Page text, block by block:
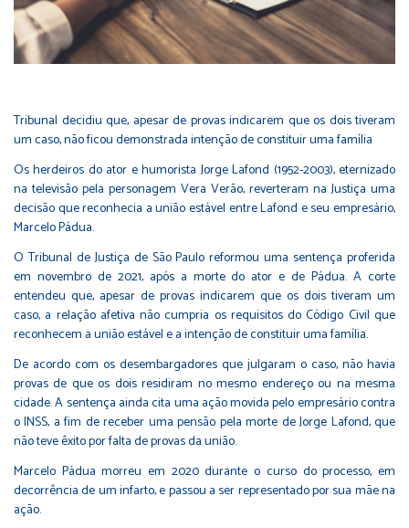
Tribunal decidiu que, apesar de provas indicarem que os dois tiveram
um caso, não ficou demonstrada intenção de constituir uma família
Os herdeiros do ator e humorista Jorge Lafond (1952-2003), eternizado
na televisão pela personagem Vera Verão, reverteram na Justiça uma
decisão que reconhecia a união estável entre Lafond e seu empresário,
Marcelo Pádua.
O Tribunal de Justiça de São Paulo reformou uma sentença proferida
em novembro de 2021, após a morte do ator e de Pádua. A corte
entendeu que, apesar de provas indicarem que os dois tiveram um
caso, a relação afetiva não cumpria os requisitos do Código Civil que
reconhecem a união estável e a intenção de constituir uma família.
De acordo com os desembargadores que julgaram o caso, não havia
provas de que os dois residiram no mesmo endereço ou na mesma
cidade. A sentença ainda cita uma ação movida pelo empresário contra
o INSS, a fim de receber uma pensão pela morte de Jorge Lafond, que
não teve êxito por falta de provas da união.
Marcelo Pádua morreu em 2020 durante o curso do processo, em
decorrência de um infarto, e passou a ser representado por sua mãe na
ação.